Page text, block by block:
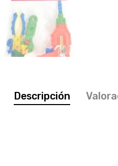
Descripción